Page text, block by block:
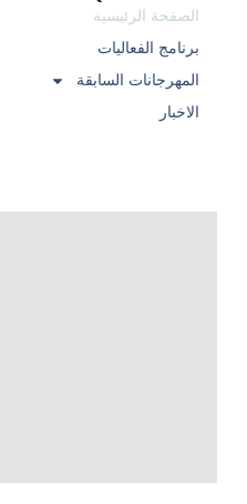
الصفحة الرئيسية
برنامج الفعاليات
المهرجانات السابقة
الاخبار